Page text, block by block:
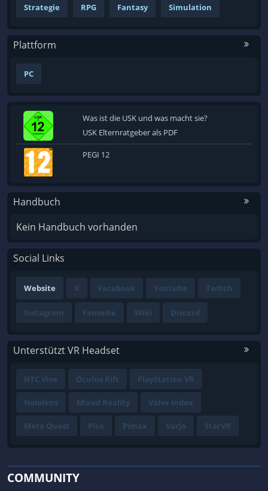
Finger weg.
Strategie RPG Fantasy Simulation
Plattform
PC
Was ist die USK und was macht sie?
USK Elternratgeber als PDF
PEGI 12
Handbuch
Kein Handbuch vorhanden
Social Links
Website X Facebook Youtube Twitch
Instagram Fanseite Wiki Discord
Unterstützt VR Headset
HTC Vive Oculus Rift PlayStation VR
Hololens Mixed Reality Valve Index
Meta Quest Pico Pimax Varjo StarVR
COMMUNITY